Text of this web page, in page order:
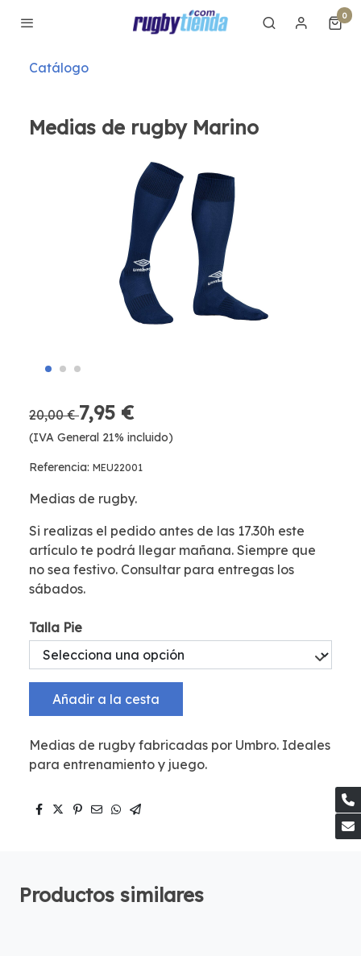
0
Catálogo
Medias de rugby Marino
20,00 €7,95 €
(IVA General 21% incluido)
Referencia: MEU22001
Medias de rugby.
Si realizas el pedido antes de las 17.30h este
artículo te podrá llegar mañana. Siempre que
no sea festivo. Consultar para entregas los
sábados.
Talla Pie
Añadir a la cesta
Medias de rugby fabricadas por Umbro. Ideales
para entrenamiento y juego.
Productos similares